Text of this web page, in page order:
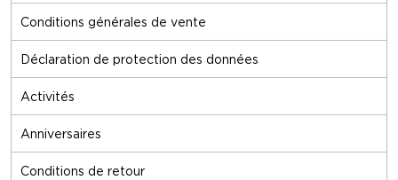
Conditions générales de vente
Déclaration de protection des données
Activités
Anniversaires
Conditions de retour